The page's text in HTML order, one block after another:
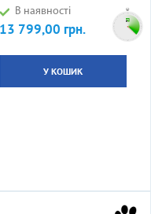
В наявності
Ціна
13 799,00 грн.
У КОШИК